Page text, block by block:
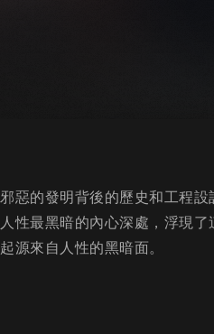
惡的發明背後的歷史和工程設
性最黑暗的內心深處，浮現了
源來自人性的黑暗面。